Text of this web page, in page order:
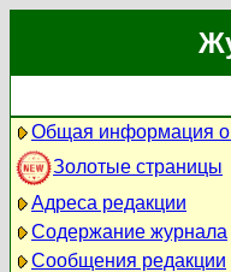
Общая информация о
Золотые страницы
Адреса редакции
Содержание журнала
Сообщения редакции